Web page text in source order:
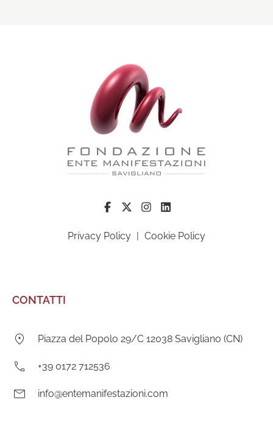
Privacy Policy Cookie Policy
CONTATTI
Indirizzo:
Piazza del Popolo 29/C 12038 Savigliano (CN)
Telefono:
+39 0172 712536
E-
info@entemanifestazioni.com